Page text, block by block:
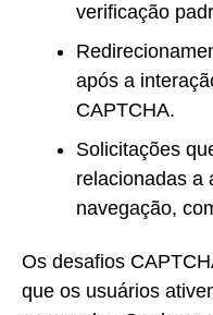
verificação
após a
CAPTCHA.
Solicitações
relacionadas a
navegação,
Os desafios
que os usuários